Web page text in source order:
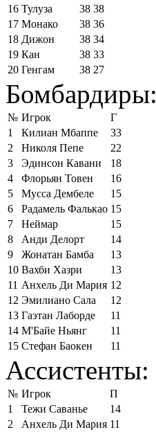
16 Тулуза 38 38
17 Монако 38 36
18 Дижон 38 34
19 Кан 38 33
20 Генгам 38 27
Бомбардиры:
№ Игрок
Г
1
Килиан Мбаппе
33
2
Николя Пепе
22
3
Эдинсон Кавани
18
4
Флорьян Товен
16
5
Мусса Дембеле
15
6
Радамель Фалькао 15
7
Неймар
15
8
Анди Делорт
14
9
Жонатан Бамба
13
10 Вахби Хазри
13
11 Анхель Ди Мария 12
12 Эмилиано Сала
12
13 Гаэтан Лаборде
11
14 М'Байе Ньянг
11
15 Стефан Баокен 11
Ассистенты:
№ Игрок
П
1
Тежи Саванье
14
2
Анхель Ди Мария 11